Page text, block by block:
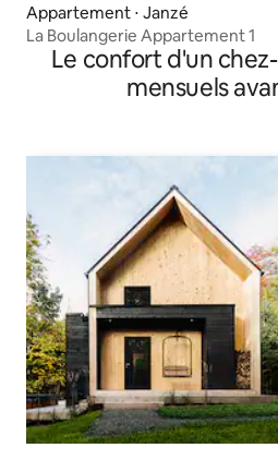
Appartement ⋅ Janzé
La Boulangerie Appartement 1
Le confort d'un
mensuels